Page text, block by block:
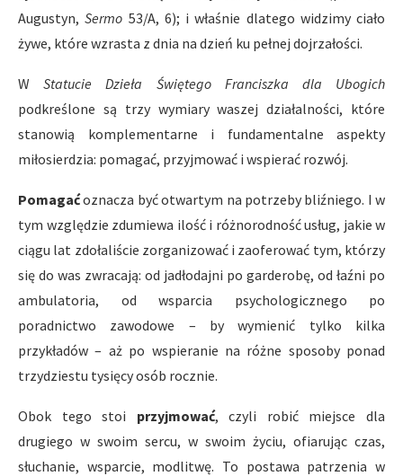
Augustyn,Sermo 53/A, 6); i właśnie dlatego widzimy ciało
żywe, które wzrasta z dnia na dzień ku pełnej dojrzałości.
W Statucie Dzieła Świętego Franciszka dla Ubogich
podkreślone są trzy wymiary waszej działalności, które
stanowią komplementarne i fundamentalne aspekty
miłosierdzia: pomagać, przyjmować i wspierać rozwój.
Pomagaćoznacza być otwartym na potrzeby bliźniego. I w
tym względzie zdumiewa ilość i różnorodność usług, jakie w
ciągu lat zdołaliście zorganizować i zaoferować tym, którzy
się do was zwracają: od jadłodajni po garderobę, od łaźni po
ambulatoria, od wsparcia psychologicznego po
poradnictwo zawodowe – by wymienić tylko kilka
przykładów – aż po wspieranie na różne sposoby ponad
trzydziestu tysięcy osób rocznie.
Obok tego stoi przyjmować, czyli robić miejsce dla
drugiego w swoim sercu, w swoim życiu, ofiarując czas,
słuchanie, wsparcie, modlitwę. To postawa patrzenia w